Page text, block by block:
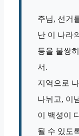
주님, 선거
난 이 나라
등을 불쌍
서.
지역으로
나뉘고, 이
이 백성이
될 수 있도